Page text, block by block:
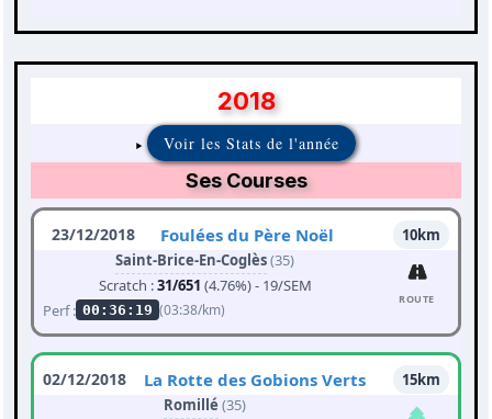
2018
Voir les Stats de l'année
Ses Courses
23/12/2018 Foulées du Père Noël
10km
Saint-Brice-En-Coglès(35)
Scratch :31/651 (4.76%) - 19/SEM
Perf : 00:36:19 (03:38/km)
ROUTE
02/12/2018 La Rotte des Gobions Verts
15km
Romillé (35)